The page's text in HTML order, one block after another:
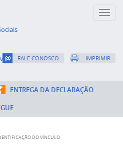
Toggle
FALE CONOSCO IMPRIMIR
ENTREGA DA DECLARAÇÃO
DO VÍNCULO